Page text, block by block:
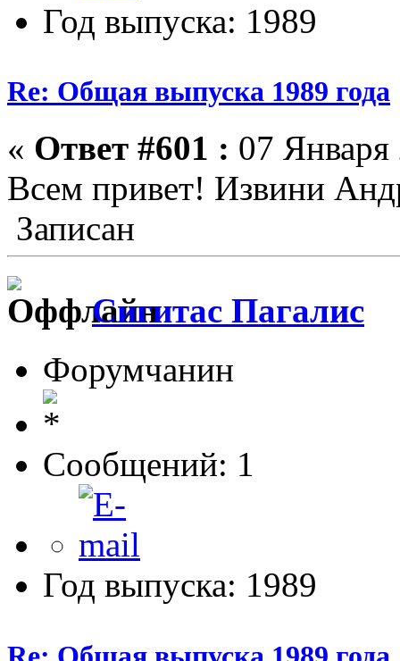
Год выпуска: 1989
Re: Общая выпуска 1989 года
« Ответ #601 : 07
Всем привет! Извини
Записан
Сигитас Пагалис
Форумчанин
Сообщений: 1
Год выпуска: 1989